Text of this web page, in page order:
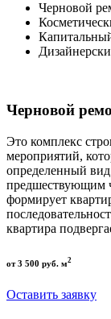
Черновой
Черновой
Это комплекс
мероприятий,
определенный
предшествующим
формирует
квартира
от 3 500 руб. м2
Оставить заявку